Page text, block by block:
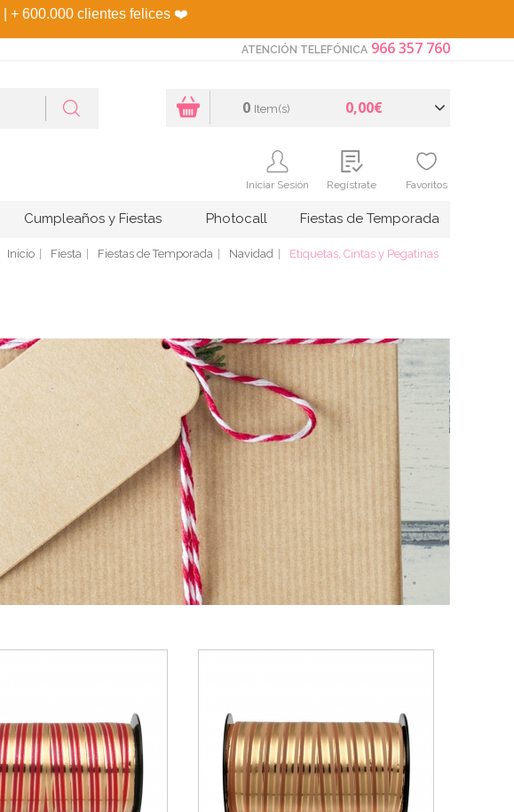
| + 600.000 clientes felices ❤️
ATENCIÓN TELEFÓNICA 966 357 760
0 Item(s) 0,00€
Iniciar Sesión Regístrate Favoritos
Cumpleaños y Fiestas Photocall Fiestas de Temporada
Inicio Fiesta Fiestas de Temporada Navidad Etiquetas, Cintas y Pegatinas